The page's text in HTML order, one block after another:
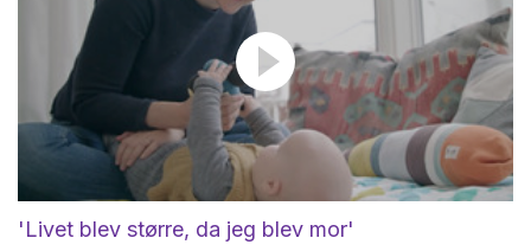
'Livet blev større, da jeg blev mor'